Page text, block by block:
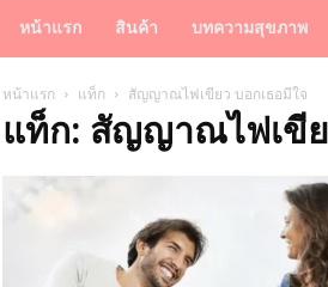
ราว
ครีม
หน้า
ขาว
หน้า
หน้าแรก สินค้า บทความสุขภาพ
หน้าแรก แท็ก สัญญาณไฟเขียว บอกเธอมีใจ
แท็ก: สัญญาณไฟเขีย